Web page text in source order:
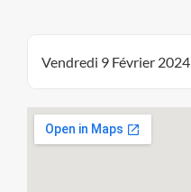
Vendredi 9 Février 2024